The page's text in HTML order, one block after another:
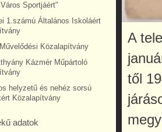
Sportjáért"
1.számú Általános Iskoláért
Közalapítvány
Kázmér Műpártoló
helyzetű és nehéz sorsú
Közalapítvány
adatok
A
től